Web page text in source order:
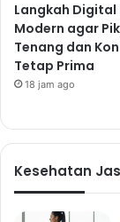
Langkah
Modern agar
Tenang dan
Tetap Prima
18 jam ago
Kesehatan